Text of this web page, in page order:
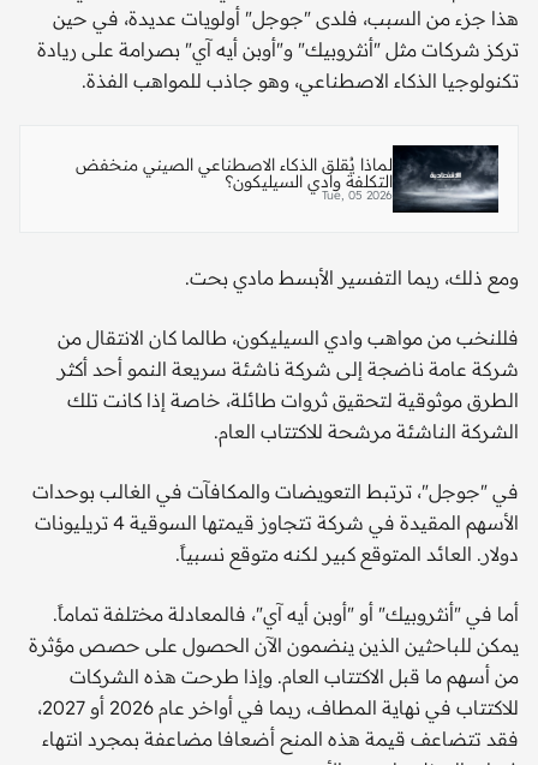
هذا جزء من السبب، فلدى "جوجل" أولويات عديدة، في حين
تركز شركات مثل "أنثروبيك" و"أوبن أيه آي" بصرامة على ريادة
تكنولوجيا الذكاء الاصطناعي، وهو جاذب للمواهب الفذة.
لماذا يُقلق الذكاء الاصطناعي الصيني منخفض
التكلفة وادي السيليكون؟
Tue, 05 2026
ومع ذلك، ربما التفسير الأبسط مادي بحت.
فللنخب من مواهب وادي السيليكون، طالما كان الانتقال من
شركة عامة ناضجة إلى شركة ناشئة سريعة النمو أحد أكثر
الطرق موثوقية لتحقيق ثروات طائلة، خاصة إذا كانت تلك
الشركة الناشئة مرشحة للاكتتاب العام.
في "جوجل"، ترتبط التعويضات والمكافآت في الغالب بوحدات
الأسهم المقيدة في شركة تتجاوز قيمتها السوقية 4 تريليونات
دولار. العائد المتوقع كبير لكنه متوقع نسبياً.
أما في "أنثروبيك" أو "أوبن أيه آي"، فالمعادلة مختلفة تماماً.
يمكن للباحثين الذين ينضمون الآن الحصول على حصص مؤثرة
من أسهم ما قبل الاكتتاب العام. وإذا طرحت هذه الشركات
للاكتتاب في نهاية المطاف، ربما في أواخر عام 2026 أو 2027،
فقد تتضاعف قيمة هذه المنح أضعافا مضاعفة بمجرد انتهاء